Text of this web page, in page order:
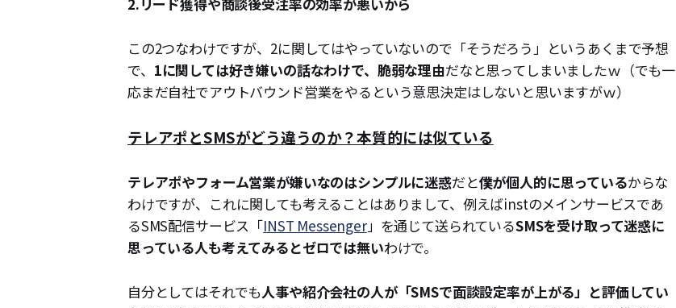
この2つなわけですが、2に関してはやっていないので「そうだろう」というあくまで予想
で、 1に関しては好き嫌いの話なわけで、脆弱な理由だなと思ってしまいましたｗ（でも一
応まだ自社でアウトバウンド営業をやるという意思決定はしないと思いますがｗ）
テレアポとSMSがどう違うのか？本質的には似ている
テレアポやフォーム営業が嫌いなのはシンプルに迷惑だと僕が個人的に思っているからな
わけですが、これに関しても考えることはありまして、例えばinstのメインサービスであ
るSMS配信サービス「INST Messenger」を通じて送られているSMSを受け取って迷惑に
思っている人も考えてみるとゼロでは無いわけで。
自分としてはそれでも人事や紹介会社の人が「SMSで面談設定率が上がる」と評価してい